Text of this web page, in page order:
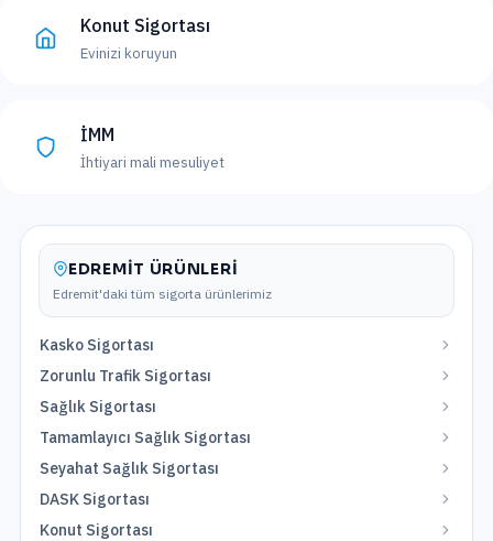
Konut Sigortası
Evinizi koruyun
İMM
İhtiyari mali mesuliyet
EDREMIT ÜRÜNLERI
Edremit'daki tüm sigorta ürünlerimiz
Kasko Sigortası
Zorunlu Trafik Sigortası
Sağlık Sigortası
Tamamlayıcı Sağlık Sigortası
Seyahat Sağlık Sigortası
DASK Sigortası
Konut Sigortası